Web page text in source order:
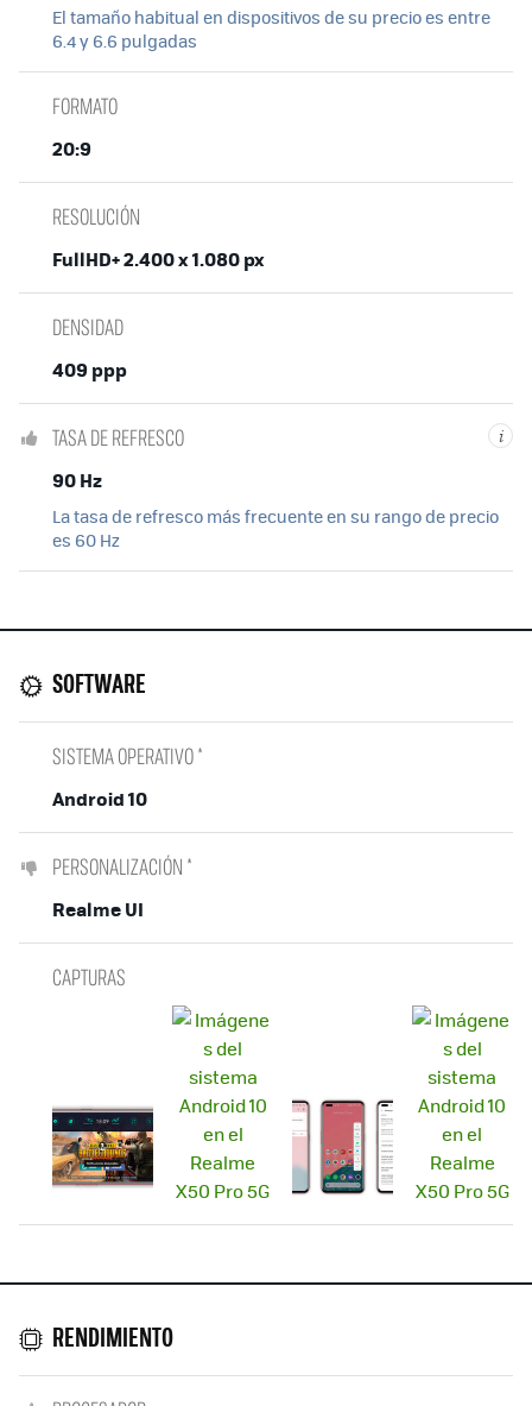
El tamaño habitual en dispositivos de su precio es entre
6.4 y 6.6 pulgadas
FORMATO
20:9
RESOLUCIÓN
FullHD+ 2.400 x 1.080 px
DENSIDAD
409 ppp
i
TASA DE REFRESCO
90 Hz
La tasa de refresco más frecuente en su rango de precio
es 60 Hz
SOFTWARE
SISTEMA OPERATIVO *
Android 10
PERSONALIZACIÓN *
Realme UI
CAPTURAS
RENDIMIENTO